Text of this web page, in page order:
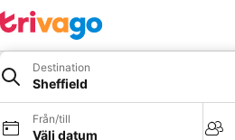
Destination
Sheffield
Från/till
Välj datum